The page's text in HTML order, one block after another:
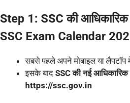
Step 1: SSC की आधिकारिक
SSC Exam Calendar
सबसे पहले अपने मोबाइल या लैपटॉप
इसके बाद SSC की नई आधिकारिक
https://ssc.gov.in